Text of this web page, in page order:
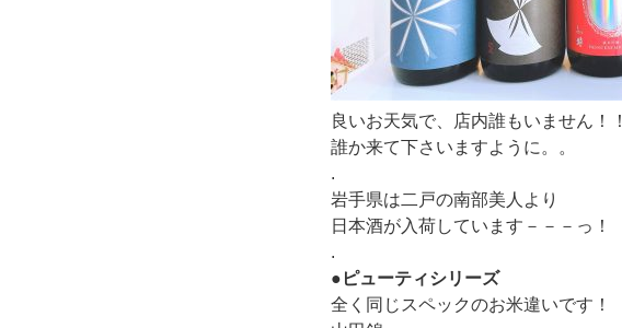
良いお天気で、店内誰もいません！！
誰か来て下さいますように。。
.
岩手県は二戸の南部美人より
日本酒が入荷しています－－－っ！
.
●ピューティシリーズ
全く同じスペックのお米違いです！